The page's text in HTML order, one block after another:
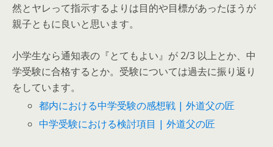
然とヤレって指示するよりは目的や目標があったほうが
親子ともに良いと思います。
小学生なら通知表の『とてもよい』が 2/3 以上とか、中
学受験に合格するとか。受験については過去に振り返り
をしています。
都内における中学受験の感想戦 | 外道父の匠
中学受験における検討項目 | 外道父の匠